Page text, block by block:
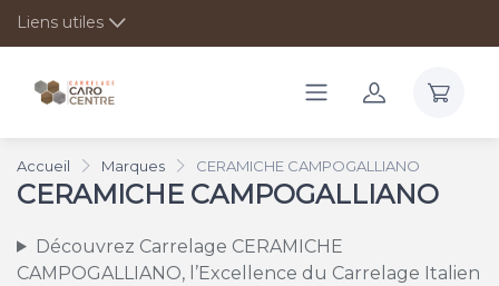
Liens utiles
Accueil Marques CERAMICHE CAMPOGALLIANO
CERAMICHE CAMPOGALLIANO
Découvrez Carrelage CERAMICHE
CAMPOGALLIANO, l’Excellence du Carrelage Italien